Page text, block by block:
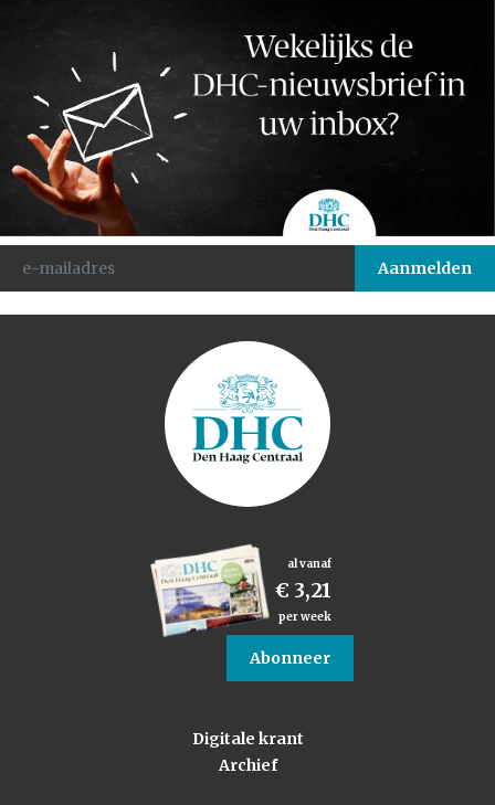
al vanaf
€ 3,21
per week
Abonneer
Digitale krant
Archief